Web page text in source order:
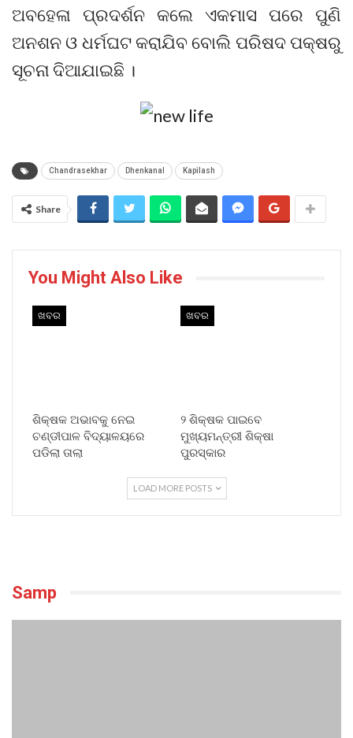
ଅବହେଳା ପ୍ରଦର୍ଶନ କଲେ ଏକମାସ ପରେ ପୁଣି
ଅନଶନ ଓ ଧର୍ମଘଟ କରା‌ଯିବ ବୋଲି ପରିଷଦ ପକ୍ଷରୁ
ସୂଚନା ଦିଆଯାଇଛି ।
Chandrasekhar Dhenkanal Kapilash
Share
You Might Also Like
ଖବର
ଶିକ୍ଷକ ଅଭାବକୁ ନେଇ
ଚଣ୍ଡୀପାଳ ବିଦ୍ୟାଳୟରେ
ପଡିଲା ତାଲା
ଖବର
୨ ଶିକ୍ଷକ ପାଇବେ
ମୁଖ୍ୟମନ୍ତ୍ରୀ ଶିକ୍ଷା
ପୁରସ୍କାର
LOAD MORE POSTS
Samp